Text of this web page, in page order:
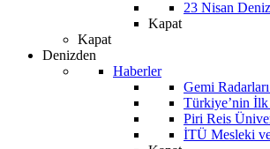
23 Nisan
Kapat
Kapat
Denizden
Haberler
Gemi
Türkiye’nin
Piri Reis
İTÜ Mesleki